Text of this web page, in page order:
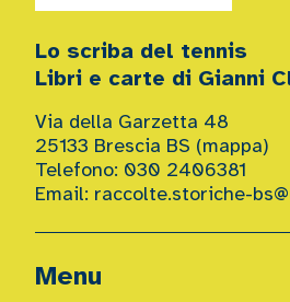
Lo scriba del tennis
Libri e carte di Gianni
Via della Garzetta 48
25133 Brescia BS (mappa)
Telefono: 030 2406381
Email: raccolte.storiche-
Menu